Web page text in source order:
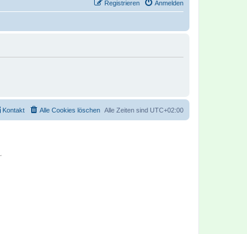
Anmelden
Registrieren
Alle Zeiten sind UTC+02:00
Alle Cookies löschen
Kontakt